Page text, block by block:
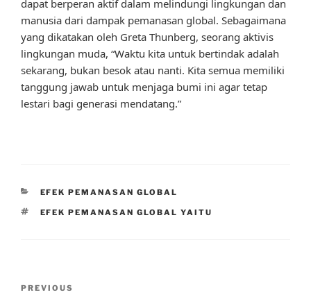
dapat berperan aktif dalam melindungi lingkungan dan
manusia dari dampak pemanasan global. Sebagaimana
yang dikatakan oleh Greta Thunberg, seorang aktivis
lingkungan muda, “Waktu kita untuk bertindak adalah
sekarang, bukan besok atau nanti. Kita semua memiliki
tanggung jawab untuk menjaga bumi ini agar tetap
lestari bagi generasi mendatang.”
CATEGORIES
EFEK PEMANASAN GLOBAL
TAGS
EFEK PEMANASAN GLOBAL YAITU
Previous
PREVIOUS